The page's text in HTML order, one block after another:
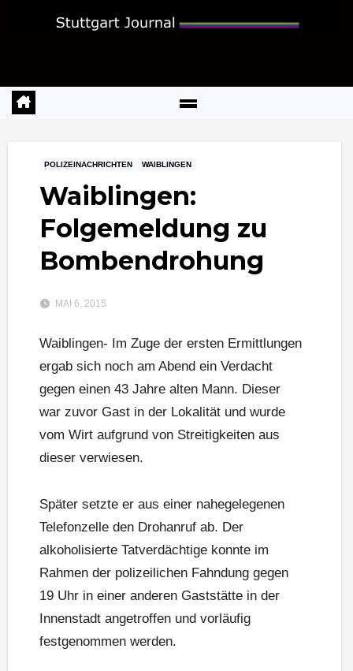
POLIZEINACHRICHTEN WAIBLINGEN
Waiblingen:
Folgemeldung zu
Bombendrohung
MAI 6, 2015
Waiblingen- Im Zuge der ersten Ermittlungen
ergab sich noch am Abend ein Verdacht
gegen einen 43 Jahre alten Mann. Dieser
war zuvor Gast in der Lokalität und wurde
vom Wirt aufgrund von Streitigkeiten aus
dieser verwiesen.
Später setzte er aus einer nahegelegenen
Telefonzelle den Drohanruf ab. Der
alkoholisierte Tatverdächtige konnte im
Rahmen der polizeilichen Fahndung gegen
19 Uhr in einer anderen Gaststätte in der
Innenstadt angetroffen und vorläufig
festgenommen werden.